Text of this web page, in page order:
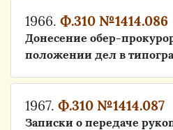
1966. Ф.310 №1414.086
Донесение обер-
положении дел в
1967. Ф.310 №1414.087
Записки о передаче